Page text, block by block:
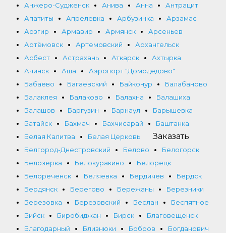
Анжеро-Судженск
Анива Анна
Антрацит
Апатиты
Апрелевка Арбузинка
Арзамас
Арзгир
Армавир Армянск
Арсеньев
Артёмовск
Артемовский
Архангельск
Асбест
Астрахань Аткарск
Ахтырка
Ачинск
Аша
Аэропорт "Домодедово"
Бабаево
Багаевский Байконур
Балабаново
Балаклея
Балаково Балахна
Балашиха
Балашов
Баргузин Барнаул
Барышевка
Батайск
Бахмач Бахчисарай
Баштанка
Белая Калитва
Белая Церковь
Белгород-Днестровский
Белово
Белогорск
Белозёрка
Белокуракино
Белорецк
Белореченск
Беляевка Бердичев
Бердск
Бердянск
Берегово Бережаны
Березники
Березовка
Березовский Беслан
Беспятное
Бийск
Биробиджан Бирск
Благовещенск
Благодарный
Близнюки Бобров
Богданович
Заказать